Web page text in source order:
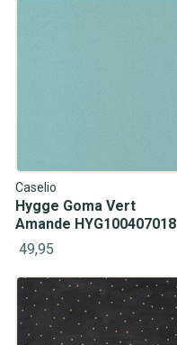
Caselio
Hygge Goma Vert
Amande HYG100407018
49,95